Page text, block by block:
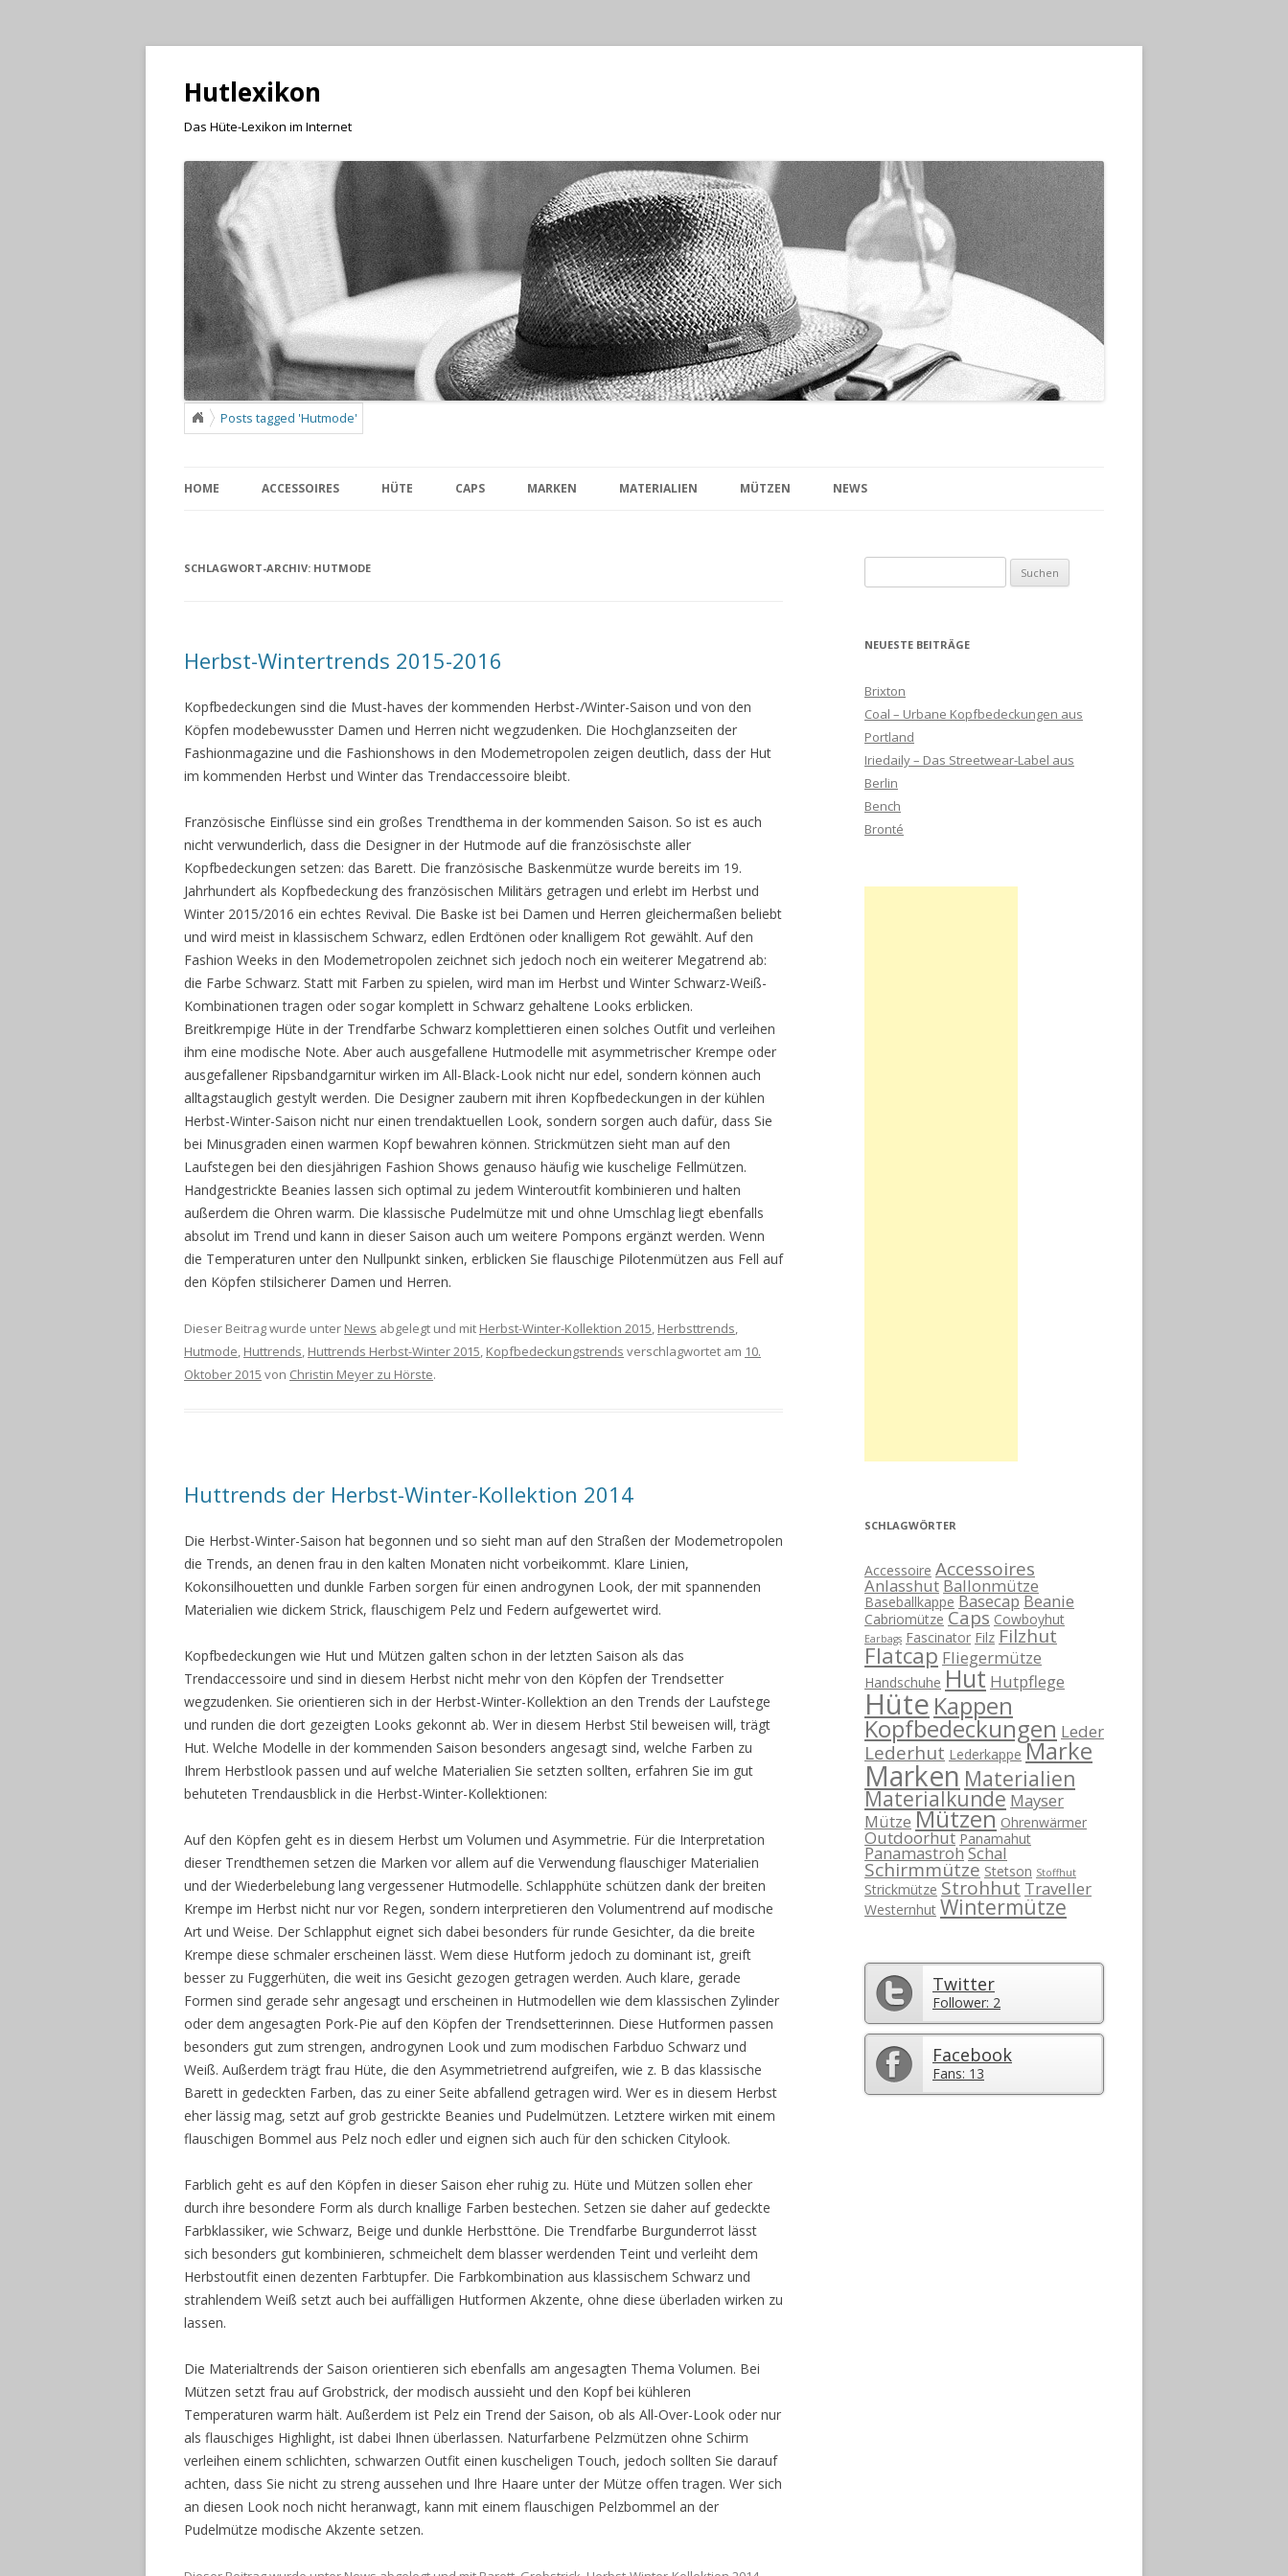
Hutlexikon
Das Hüte-Lexikon im Internet
Posts tagged 'Hutmode'
HOME ACCESSOIRES HÜTE CAPS MARKEN MATERIALIEN MÜTZEN NEWS
SCHLAGWORT-ARCHIV: HUTMODE
Herbst-Wintertrends 2015-2016
Kopfbedeckungen sind die Must-haves der kommenden Herbst-/Winter-Saison und von den
Köpfen modebewusster Damen und Herren nicht wegzudenken. Die Hochglanzseiten der
Fashionmagazine und die Fashionshows in den Modemetropolen zeigen deutlich, dass der Hut
im kommenden Herbst und Winter das Trendaccessoire bleibt.
Französische Einflüsse sind ein großes Trendthema in der kommenden Saison. So ist es auch
nicht verwunderlich, dass die Designer in der Hutmode auf die französischste aller
Kopfbedeckungen setzen: das Barett. Die französische Baskenmütze wurde bereits im 19.
Jahrhundert als Kopfbedeckung des französischen Militärs getragen und erlebt im Herbst und
Winter 2015/2016 ein echtes Revival. Die Baske ist bei Damen und Herren gleichermaßen beliebt
und wird meist in klassischem Schwarz, edlen Erdtönen oder knalligem Rot gewählt. Auf den
Fashion Weeks in den Modemetropolen zeichnet sich jedoch noch ein weiterer Megatrend ab:
die Farbe Schwarz. Statt mit Farben zu spielen, wird man im Herbst und Winter Schwarz-Weiß-
Kombinationen tragen oder sogar komplett in Schwarz gehaltene Looks erblicken.
Breitkrempige Hüte in der Trendfarbe Schwarz komplettieren einen solches Outfit und verleihen
ihm eine modische Note. Aber auch ausgefallene Hutmodelle mit asymmetrischer Krempe oder
ausgefallener Ripsbandgarnitur wirken im All-Black-Look nicht nur edel, sondern können auch
alltagstauglich gestylt werden. Die Designer zaubern mit ihren Kopfbedeckungen in der kühlen
Herbst-Winter-Saison nicht nur einen trendaktuellen Look, sondern sorgen auch dafür, dass Sie
bei Minusgraden einen warmen Kopf bewahren können. Strickmützen sieht man auf den
Laufstegen bei den diesjährigen Fashion Shows genauso häufig wie kuschelige Fellmützen.
Handgestrickte Beanies lassen sich optimal zu jedem Winteroutfit kombinieren und halten
außerdem die Ohren warm. Die klassische Pudelmütze mit und ohne Umschlag liegt ebenfalls
absolut im Trend und kann in dieser Saison auch um weitere Pompons ergänzt werden. Wenn
die Temperaturen unter den Nullpunkt sinken, erblicken Sie flauschige Pilotenmützen aus Fell auf
den Köpfen stilsicherer Damen und Herren.
Dieser Beitrag wurde unter News abgelegt und mit Herbst-Winter-Kollektion 2015, Herbsttrends,
Hutmode, Huttrends, Huttrends Herbst-Winter 2015, Kopfbedeckungstrends verschlagwortet am 10.
Oktober 2015 von Christin Meyer zu Hörste.
Huttrends der Herbst-Winter-Kollektion 2014
Die Herbst-Winter-Saison hat begonnen und so sieht man auf den Straßen der Modemetropolen
die Trends, an denen frau in den kalten Monaten nicht vorbeikommt. Klare Linien,
Kokonsilhouetten und dunkle Farben sorgen für einen androgynen Look, der mit spannenden
Materialien wie dickem Strick, flauschigem Pelz und Federn aufgewertet wird.
Kopfbedeckungen wie Hut und Mützen galten schon in der letzten Saison als das
Trendaccessoire und sind in diesem Herbst nicht mehr von den Köpfen der Trendsetter
wegzudenken. Sie orientieren sich in der Herbst-Winter-Kollektion an den Trends der Laufstege
und runden die dort gezeigten Looks gekonnt ab. Wer in diesem Herbst Stil beweisen will, trägt
Hut. Welche Modelle in der kommenden Saison besonders angesagt sind, welche Farben zu
Ihrem Herbstlook passen und auf welche Materialien Sie setzten sollten, erfahren Sie im gut
behuteten Trendausblick in die Herbst-Winter-Kollektionen:
Auf den Köpfen geht es in diesem Herbst um Volumen und Asymmetrie. Für die Interpretation
dieser Trendthemen setzen die Marken vor allem auf die Verwendung flauschiger Materialien
und der Wiederbelebung lang vergessener Hutmodelle. Schlapphüte schützen dank der breiten
Krempe im Herbst nicht nur vor Regen, sondern interpretieren den Volumentrend auf modische
Art und Weise. Der Schlapphut eignet sich dabei besonders für runde Gesichter, da die breite
Krempe diese schmaler erscheinen lässt. Wem diese Hutform jedoch zu dominant ist, greift
besser zu Fuggerhüten, die weit ins Gesicht gezogen getragen werden. Auch klare, gerade
Formen sind gerade sehr angesagt und erscheinen in Hutmodellen wie dem klassischen Zylinder
oder dem angesagten Pork-Pie auf den Köpfen der Trendsetterinnen. Diese Hutformen passen
besonders gut zum strengen, androgynen Look und zum modischen Farbduo Schwarz und
Weiß. Außerdem trägt frau Hüte, die den Asymmetrietrend aufgreifen, wie z. B das klassische
Barett in gedeckten Farben, das zu einer Seite abfallend getragen wird. Wer es in diesem Herbst
eher lässig mag, setzt auf grob gestrickte Beanies und Pudelmützen. Letztere wirken mit einem
flauschigen Bommel aus Pelz noch edler und eignen sich auch für den schicken Citylook.
Farblich geht es auf den Köpfen in dieser Saison eher ruhig zu. Hüte und Mützen sollen eher
durch ihre besondere Form als durch knallige Farben bestechen. Setzen sie daher auf gedeckte
Farbklassiker, wie Schwarz, Beige und dunkle Herbsttöne. Die Trendfarbe Burgunderrot lässt
sich besonders gut kombinieren, schmeichelt dem blasser werdenden Teint und verleiht dem
Herbstoutfit einen dezenten Farbtupfer. Die Farbkombination aus klassischem Schwarz und
strahlendem Weiß setzt auch bei auffälligen Hutformen Akzente, ohne diese überladen wirken zu
lassen.
Die Materialtrends der Saison orientieren sich ebenfalls am angesagten Thema Volumen. Bei
Mützen setzt frau auf Grobstrick, der modisch aussieht und den Kopf bei kühleren
Temperaturen warm hält. Außerdem ist Pelz ein Trend der Saison, ob als All-Over-Look oder nur
als flauschiges Highlight, ist dabei Ihnen überlassen. Naturfarbene Pelzmützen ohne Schirm
verleihen einem schlichten, schwarzen Outfit einen kuscheligen Touch, jedoch sollten Sie darauf
achten, dass Sie nicht zu streng aussehen und Ihre Haare unter der Mütze offen tragen. Wer sich
an diesen Look noch nicht heranwagt, kann mit einem flauschigen Pelzbommel an der
Pudelmütze modische Akzente setzen.
nach:
NEUESTE BEITRÄGE
Brixton
Coal – Urbane Kopfbedeckungen aus
Portland
Iriedaily – Das Streetwear-Label aus
Berlin
Bench
Bronté
SCHLAGWÖRTER
Accessoire Accessoires
Anlasshut Ballonmütze
Baseballkappe BasecapBeanie
Cabriomütze Caps Cowboyhut
Earbags Fascinator Filz Filzhut
Flatcap Fliegermütze
Handschuhe Hut Hutpflege
Hüte Kappen
Kopfbedeckungen Leder
Lederhut Lederkappe Marke
Marken Materialien
Materialkunde Mayser
Mütze Mützen Ohrenwärmer
Outdoorhut Panamahut
PanamastrohSchal
Schirmmütze Stetson Stoffhut
Strickmütze Strohhut Traveller
Westernhut Wintermütze
Twitter
Follower: 2
Facebook
Fans: 13